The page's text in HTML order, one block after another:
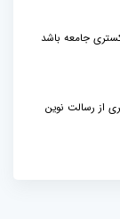
جامعه باشد
از رسالت نوین